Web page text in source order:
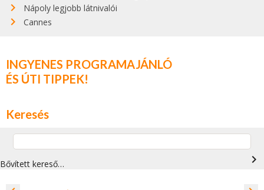
Nápoly legjobb látnivalói
Cannes
INGYENES PROGRAMAJÁNLÓ
ÉS ÚTI TIPPEK!
Keresés
Bővített kereső… navigate_next